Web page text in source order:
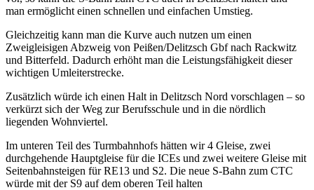
man ermöglicht einen schnellen und einfachen Umstieg.
Gleichzeitig kann man die Kurve auch nutzen um einen
Zweigleisigen Abzweig von Peißen/Delitzsch Gbf nach Rackwitz
und Bitterfeld. Dadurch erhöht man die Leistungsfähigkeit dieser
wichtigen Umleiterstrecke.
Zusätzlich würde ich einen Halt in Delitzsch Nord vorschlagen – so
verkürzt sich der Weg zur Berufsschule und in die nördlich
liegenden Wohnviertel.
Im unteren Teil des Turmbahnhofs hätten wir 4 Gleise, zwei
durchgehende Hauptgleise für die ICEs und zwei weitere Gleise mit
Seitenbahnsteigen für RE13 und S2. Die neue S-Bahn zum CTC
würde mit der S9 auf dem oberen Teil halten